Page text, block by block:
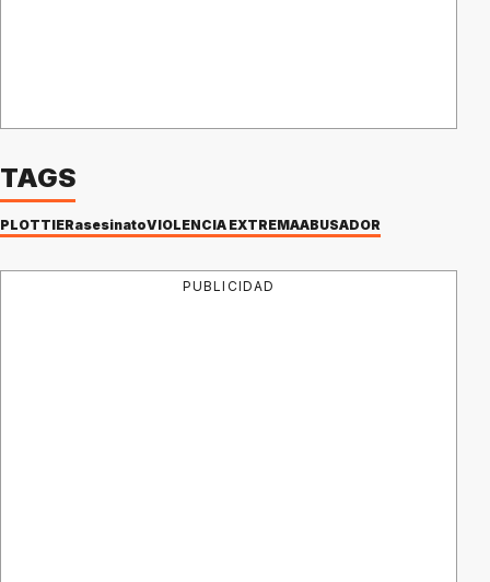
TAGS
PLOTTIERasesinatoVIOLENCIA EXTREMAABUSADOR
PUBLICIDAD